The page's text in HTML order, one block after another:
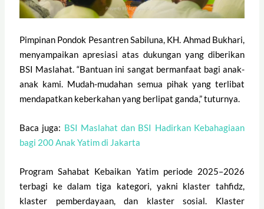
Pimpinan Pondok Pesantren Sabiluna, KH. Ahmad Bukhari,
menyampaikan apresiasi atas dukungan yang diberikan
BSI Maslahat. “Bantuan ini sangat bermanfaat bagi anak-
anak kami. Mudah-mudahan semua pihak yang terlibat
mendapatkan keberkahan yang berlipat ganda,” tuturnya.
Baca juga: BSI Maslahat dan BSI Hadirkan Kebahagiaan
bagi 200 Anak Yatim di Jakarta
Program Sahabat Kebaikan Yatim periode 2025–2026
terbagi ke dalam tiga kategori, yakni klaster tahfidz,
klaster pemberdayaan, dan klaster sosial. Klaster